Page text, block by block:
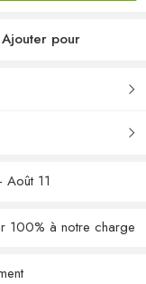
Ajouter pour
11
100% à notre charge